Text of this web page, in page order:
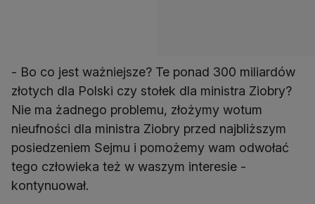
- Bo co jest ważniejsze? Te ponad 300 miliardów
złotych dla Polski czy stołek dla ministra Ziobry?
Nie ma żadnego problemu, złożymy wotum
nieufności dla ministra Ziobry przed najbliższym
posiedzeniem Sejmu i pomożemy wam odwołać
tego człowieka też w waszym interesie -
kontynuował.